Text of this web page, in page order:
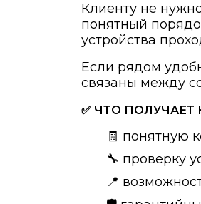
Клиенту не
понятный
устройства
Если рядом
связаны между
✅ ЧТО ПОЛУЧАЕТ
🧾 понятную
🔧 проверку
📍